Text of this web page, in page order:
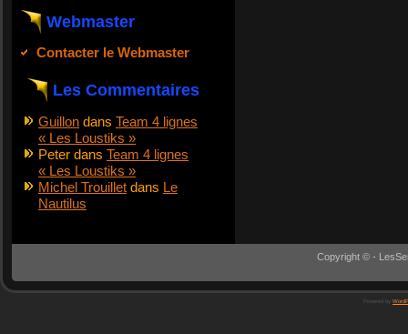
Webmaster
Contacter le Webmaster
Les Commentaires
Guillon dans Team 4 lignes
« Les Loustiks »
Peter dans Team 4 lignes
« Les Loustiks »
Michel Trouillet dans Le
Nautilus
Copyright © -
Powered by